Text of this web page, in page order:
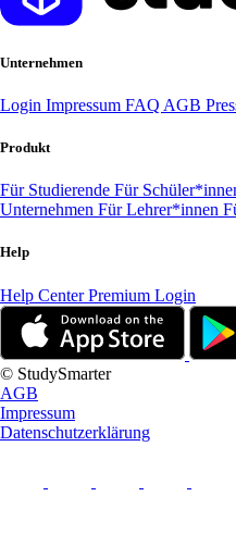
Unternehmen
Login Impressum FAQ AGB
Produkt
Für Studierende Für
Unternehmen Für Lehrer*innen
Help
Help CenterPremium Login
© StudySmarter
AGB
Impressum
Datenschutzerklärung